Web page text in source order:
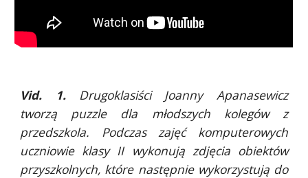
Vid. 1. Drugoklasiści Joanny Apanasewicz
tworzą puzzle dla młodszych kolegów z
przedszkola. Podczas zajęć komputerowych
uczniowie klasy II wykonują zdjęcia obiektów
przyszkolnych, które następnie wykorzystują do